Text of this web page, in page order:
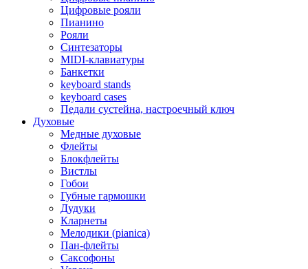
Цифровые рояли
Пианино
Рояли
Синтезаторы
MIDI-клавиатуры
Банкетки
keyboard stands
keyboard cases
Педали сустейна, настроечный ключ
Духовые
Медные духовые
Флейты
Блокфлейты
Вистлы
Гобои
Губные гармошки
Дудуки
Кларнеты
Мелодики (pianica)
Пан-флейты
Саксофоны